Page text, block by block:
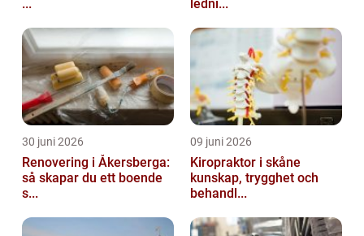
... ledni...
30 juni 2026
Renovering i Åkersberga:
så skapar du ett boende
s...
09 juni 2026
Kiropraktor i skåne
kunskap, trygghet och
behandl...